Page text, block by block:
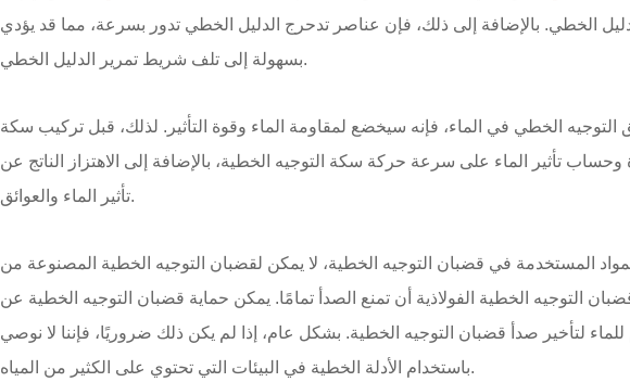
الخطي. بالإضافة إلى ذلك، فإن عناصر تدحرج الدليل الخطي تدور بسرعة، مما قد يؤدي
بسهولة إلى تلف شريط تمرير الدليل الخطي.
التوجيه الخطي في الماء، فإنه سيخضع لمقاومة الماء وقوة التأثير. لذلك، قبل تركيب سكة
وحساب تأثير الماء على سرعة حركة سكة التوجيه الخطية، بالإضافة إلى الاهتزاز الناتج عن
تأثير الماء والعوائق.
المستخدمة في قضبان التوجيه الخطية، لا يمكن لقضبان التوجيه الخطية المصنوعة من
قضبان التوجيه الخطية الفولاذية أن تمنع الصدأ تمامًا. يمكن حماية قضبان التوجيه الخطية عن
لتأخير صدأ قضبان التوجيه الخطية. بشكل عام، إذا لم يكن ذلك ضروريًا، فإننا لا نوصي
باستخدام الأدلة الخطية في البيئات التي تحتوي على الكثير من المياه.